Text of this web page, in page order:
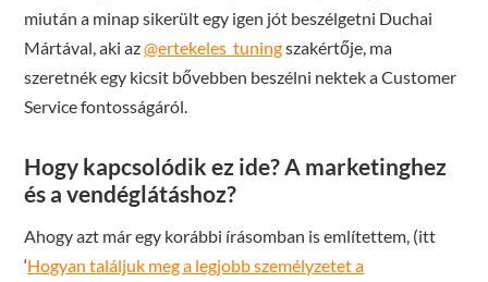
miután a minap sikerült egy igen jót beszélgetni Duchai
Mártával, aki az@ertekeles_tuningszakértője, ma
szeretnék egy kicsit bővebben beszélni nektek a Customer
Service fontosságáról.
Hogy kapcsolódik ez ide? A marketinghez
és a vendéglátáshoz?
Ahogy azt már egy korábbi írásomban is említettem, (itt
‘Hogyan találjuk meg a legjobb személyzetet a